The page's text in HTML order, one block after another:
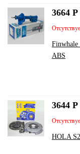
Finwhale
ABS
3664 Р
HOLA
3644 Р